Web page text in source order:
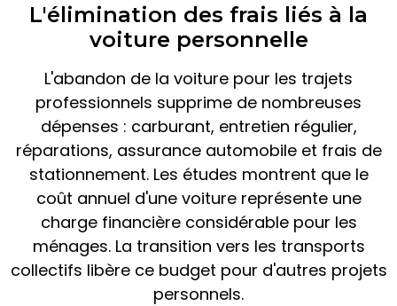
L'élimination des frais liés à la
voiture personnelle
L'abandon de la voiture pour les trajets
professionnels supprime de nombreuses
dépenses : carburant, entretien régulier,
réparations, assurance automobile et frais de
stationnement. Les études montrent que le
coût annuel d'une voiture représente une
charge financière considérable pour les
ménages. La transition vers les transports
collectifs libère ce budget pour d'autres projets
personnels.